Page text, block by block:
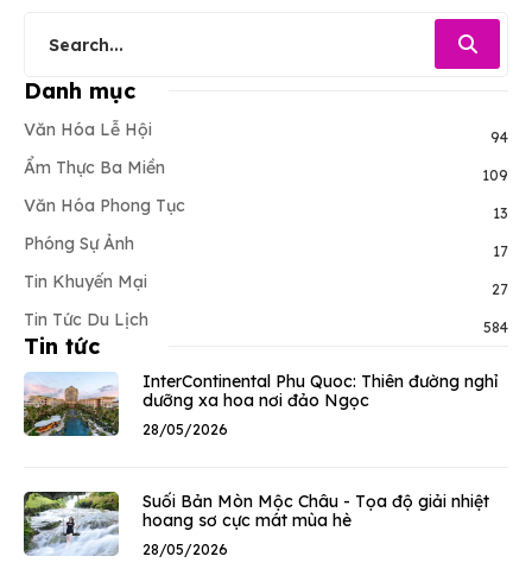
Danh mục
Văn Hóa Lễ Hội 94
Ẩm Thực Ba Miền 109
Văn Hóa Phong Tục 13
Phóng Sự Ảnh 17
Tin Khuyến Mại 27
Tin Tức Du Lịch 584
Tin tức
InterContinental Phu Quoc: Thiên đường nghỉ
dưỡng xa hoa nơi đảo Ngọc
28/05/2026
Suối Bản Mòn Mộc Châu - Tọa độ giải nhiệt
hoang sơ cực mát mùa hè
28/05/2026